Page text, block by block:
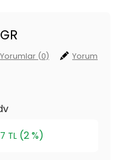
Yorumlar (0)
Yorum
TL (2 %)